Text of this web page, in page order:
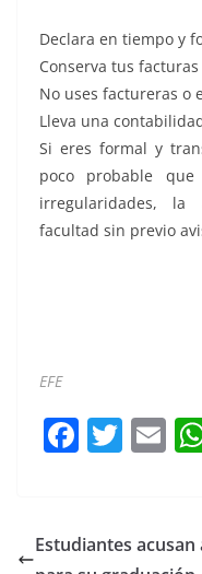
Declara en tiempo y
Conserva tus
No uses factureras o
Lleva una
Si eres formal y
poco probable
irregularidades,
facultad sin previo
EFE
F
a
e
T
w
er
E
m
l
Estudiantes